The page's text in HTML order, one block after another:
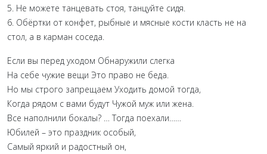
5. Не можете танцевать стоя, танцуйте сидя.
6. Обёртки от конфет, рыбные и мясные кости класть не на
стол, а в карман соседа.
Если вы перед уходом Обнаружили слегка
На себе чужие вещи Это право не беда.
Но мы строго запрещаем Уходить домой тогда,
Когда рядом с вами будут Чужой муж или жена.
Все наполнили бокалы? … Тогда поехали……
Юбилей – это праздник особый,
Самый яркий и радостный он,